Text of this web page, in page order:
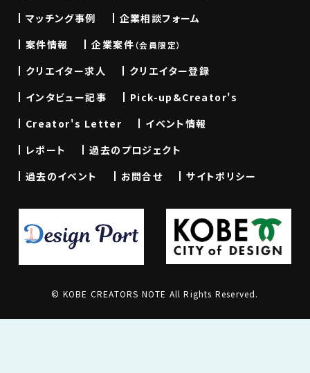
マッチング事例
企業相談フォーム
案件情報
企業案件（会員限定）
クリエイター求人
クリエイター登録
インタビュー記事
Pick-up&Creator's
Creator's Letter
イベント情報
レポート
過去のプロジェクト
過去のイベント
お問合せ サイトポリシー
© KOBE CREATORS NOTE All Rights Reserved.